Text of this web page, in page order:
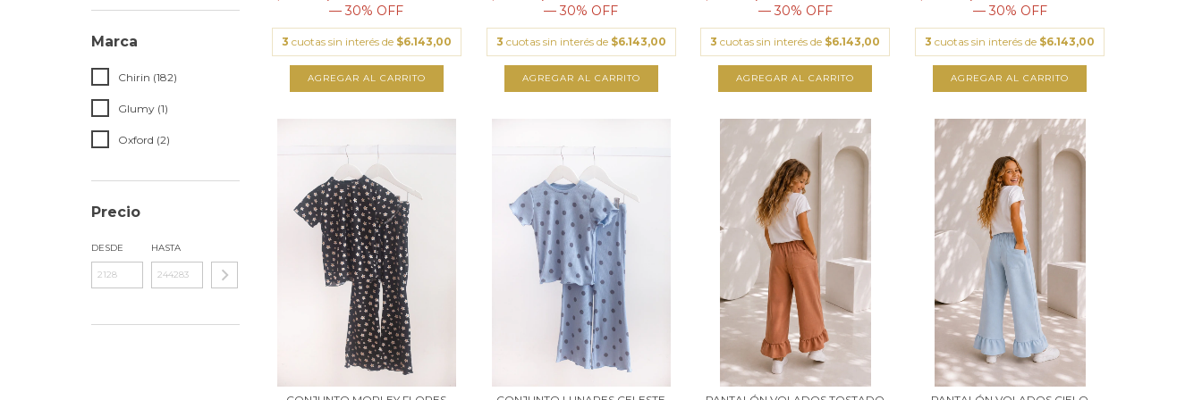
Marca
Chirin (182)
Glumy (1)
Oxford (2)
Precio
DESDE HASTA
— 30% OFF
3 cuotas sin interés de $6.143,00
AGREGAR AL CARRITO
— 30% OFF
3 cuotas sin interés de $6.143,00
AGREGAR AL CARRITO
— 30% OFF
3 cuotas sin interés de $6.143,00
AGREGAR AL CARRITO
— 30% OFF
3 cuotas sin interés de $6.143,00
AGREGAR AL CARRITO